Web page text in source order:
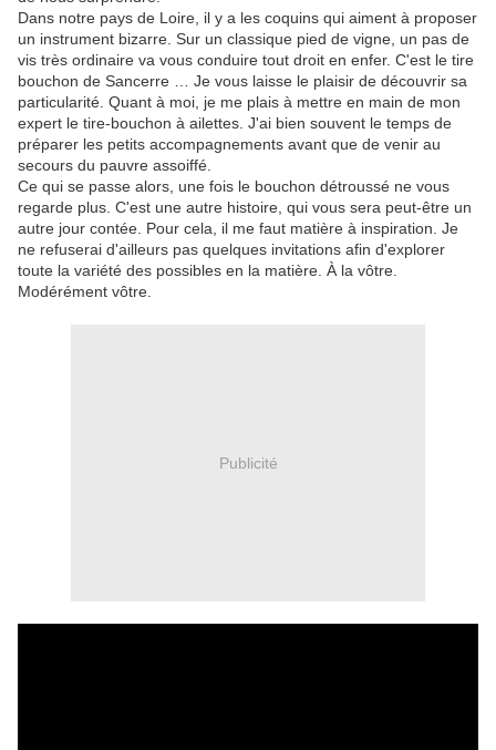
Dans notre pays de Loire, il y a les coquins qui aiment à proposer
un instrument bizarre. Sur un classique pied de vigne, un pas de
vis très ordinaire va vous conduire tout droit en enfer. C'est le tire
bouchon de Sancerre … Je vous laisse le plaisir de découvrir sa
particularité. Quant à moi, je me plais à mettre en main de mon
expert le tire-bouchon à ailettes. J'ai bien souvent le temps de
préparer les petits accompagnements avant que de venir au
secours du pauvre assoiffé.
Ce qui se passe alors, une fois le bouchon détroussé ne vous
regarde plus. C'est une autre histoire, qui vous sera peut-être un
autre jour contée. Pour cela, il me faut matière à inspiration. Je
ne refuserai d'ailleurs pas quelques invitations afin d'explorer
toute la variété des possibles en la matière. À la vôtre.
Modérément vôtre.
Publicité